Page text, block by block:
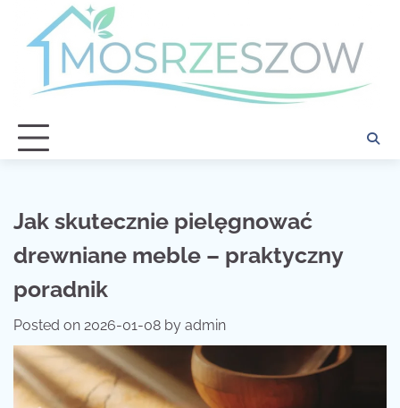
content
Jak skutecznie pielęgnować
drewniane meble – praktyczny
poradnik
Posted on 2026-01-08 by admin